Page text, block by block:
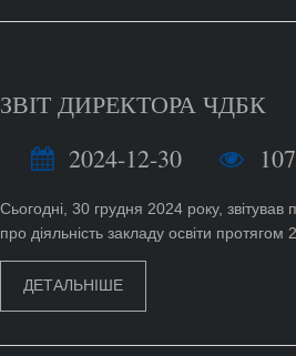
ЗВІТ ДИРЕКТОРА ЧДБК
2024-12-30
Сьогодні, 30 грудня 2024 року,
про діяльність закладу освіти протягом
ДЕТАЛЬНІШЕ